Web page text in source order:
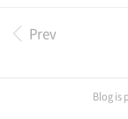
결과가 ..
지는 정말 로그인 기
메인이었으며, 개발
Prev
Blog is